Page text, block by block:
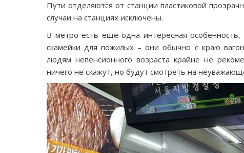
Пути отделяются от станции пластиковой
случаи на станциях исключены.
В метро есть еще одна интересная
скамейки для пожилых – они обычно с краю
людям непенсионного возраста крайне не
ничего не скажут, но будут смотреть на